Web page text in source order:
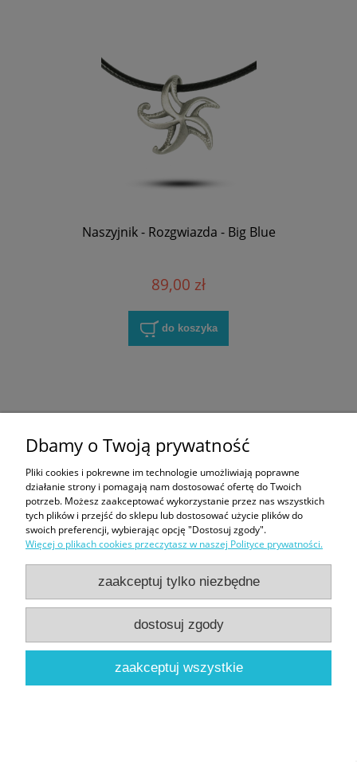
Naszyjnik - Rozgwiazda - Big Blue
89,00 zł
do koszyka
Naszyjnik - 4 Delfiny z flagą nurkową - Big Blue
89,00 zł
Dbamy o Twoją prywatność
Pliki cookies i pokrewne im technologie umożliwiają poprawne
działanie strony i pomagają nam dostosować ofertę do Twoich
potrzeb. Możesz zaakceptować wykorzystanie przez nas wszystkich
tych plików i przejść do sklepu lub dostosować użycie plików do
swoich preferencji, wybierając opcję "Dostosuj zgody".
Więcej o plikach cookies przeczytasz w naszej Polityce prywatności.
zaakceptuj tylko niezbędne
dostosuj zgody
zaakceptuj wszystkie